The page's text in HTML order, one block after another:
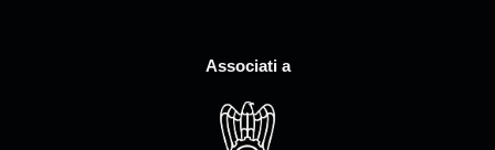
Associati a